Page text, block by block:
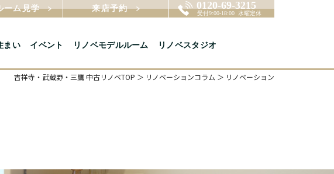
ーム見学 来店予約
まい イベント リノベモデルルーム
リノベスタジオ
吉祥寺・武蔵野・三鷹 中古リノベTOP リノベーションコラム リノベーション